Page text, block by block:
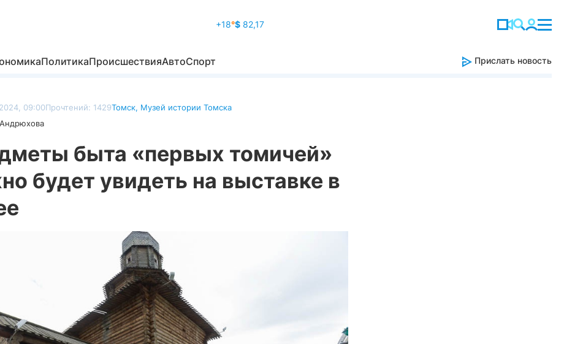
+18°$82,17
ПолитикаПроисшествияАвтоСпорт Прислать новость
09:00Прочтений: 1429Томск, Музей истории Томска
быта «первых томичей»
будет увидеть на выставке в